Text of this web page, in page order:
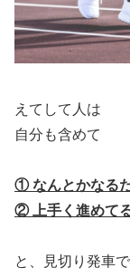
えてして人は
自分も含めて
① なんとかなる
② 上手く進めて
と、見切り発車で